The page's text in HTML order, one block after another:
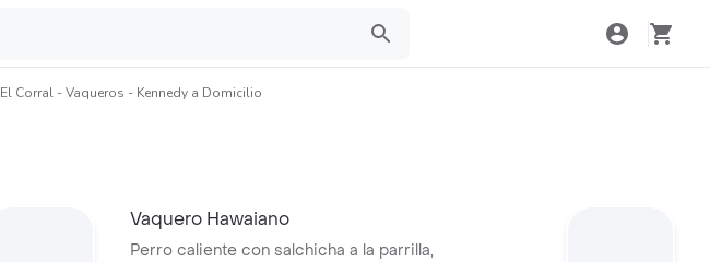
El Corral - Vaqueros - Kennedy a Domicilio
Vaquero Hawaiano
Perro caliente con salchicha a la parrilla,